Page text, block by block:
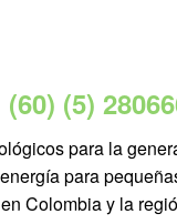
(60) (5)
para la
para
Colombia y la